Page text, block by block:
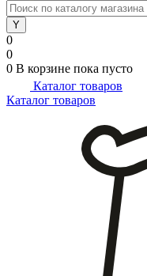
0
0
0 В корзине пока пусто
Каталог товаров
Каталог товаров